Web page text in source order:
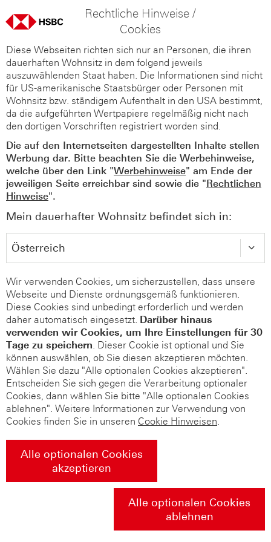
Rechtliche Hinweise /
Cookies
Diese Webseiten richten sich nur an Personen, die ihren
dauerhaften Wohnsitz in dem folgend jeweils
auszuwählenden Staat haben. Die Informationen sind nicht
für US-amerikanische Staatsbürger oder Personen mit
Wohnsitz bzw. ständigem Aufenthalt in den USA bestimmt,
da die aufgeführten Wertpapiere regelmäßig nicht nach
den dortigen Vorschriften registriert worden sind.
Die auf den Internetseiten dargestellten Inhalte stellen
Werbung dar. Bitte beachten Sie die Werbehinweise,
welche über den Link "Werbehinweise" am Ende der
jeweiligen Seite erreichbar sind sowie die "Rechtlichen
Hinweise".
Mein dauerhafter Wohnsitz befindet sich in:
Wir verwenden Cookies, um sicherzustellen, dass unsere
Webseite und Dienste ordnungsgemäß funktionieren.
Diese Cookies sind unbedingt erforderlich und werden
daher automatisch eingesetzt. Darüber hinaus
verwenden wir Cookies, um Ihre Einstellungen für 30
Tage zu speichern. Dieser Cookie ist optional und Sie
können auswählen, ob Sie diesen akzeptieren möchten.
Wählen Sie dazu "Alle optionalen Cookies akzeptieren".
Entscheiden Sie sich gegen die Verarbeitung optionaler
Cookies, dann wählen Sie bitte "Alle optionalen Cookies
ablehnen". Weitere Informationen zur Verwendung von
Cookies finden Sie in unseren Cookie Hinweisen.
Alle optionalen Cookies
akzeptieren
Alle optionalen Cookies
ablehnen